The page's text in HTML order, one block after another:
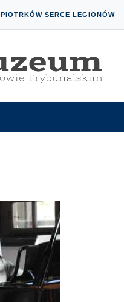
PIOTRKÓW SERCE LEGIONÓW